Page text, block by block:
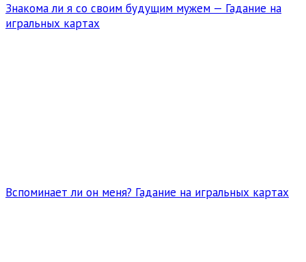
Знакома ли я со своим будущим мужем — Гадание на
игральных картах
Вспоминает ли он меня? Гадание на игральных картах